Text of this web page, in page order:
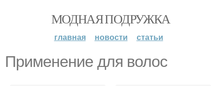
МОДНАЯ ПОДРУЖКА
главная новости статьи
Применение для волос